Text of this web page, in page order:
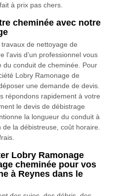
à prix pas chers.
cheminée avec notre
de nettoyage de
l’avis d’un professionnel vous
du conduit de cheminée. Pour
Lobry Ramonage de
une demande de devis.
répondons rapidement à votre
le devis de débistrage
la longueur du conduit à
la débistreuse, coût horaire.
Lobry Ramonage
cheminée pour vos
à Reynes dans le